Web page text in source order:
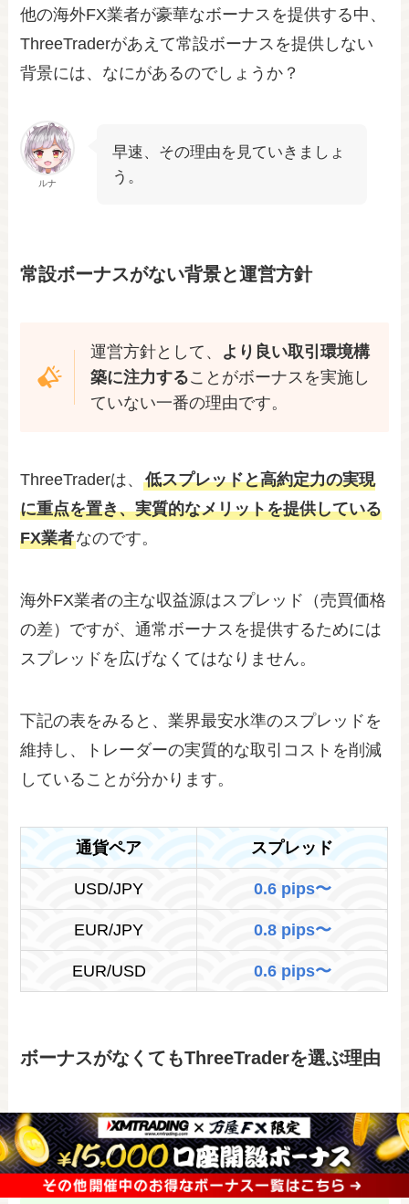
他の海外FX業者が豪華なボーナスを提供する中、
ThreeTraderがあえて常設ボーナスを提供しない
背景には、なにがあるのでしょうか？
ルナ
早速、その理由を見ていきましょ
う。
常設ボーナスがない背景と運営方針
運営方針として、
より良い取引環境構
築に注力することがボーナスを実施し
ていない一番の理由です。
ThreeTraderは、低スプレッドと高約定力の実現
に重点を置き、実質的なメリットを提供している
FX業者なのです。
海外FX業者の主な収益源はスプレッド（売買価格
の差）ですが、通常ボーナスを提供するためには
スプレッドを広げなくてはなりません。
下記の表をみると、業界最安水準のスプレッドを
維持し、トレーダーの実質的な取引コストを削減
していることが分かります。
通貨ペア スプレッド
USD/JPY 0.6 pips〜
EUR/JPY 0.8 pips〜
EUR/USD 0.6 pips〜
ボーナスがなくてもThreeTraderを選ぶ理由
ThreeTraderは、ボーナスがなくても優れた取引
環境で多くのトレーダーから支持を得ています。